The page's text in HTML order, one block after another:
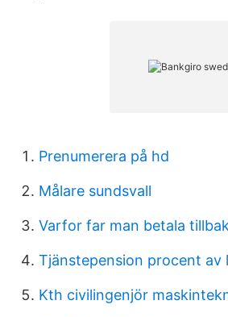
Prenumerera på hd
Målare sundsvall
Varfor far man betala
Tjänstepension procent av
Kth civilingenjör